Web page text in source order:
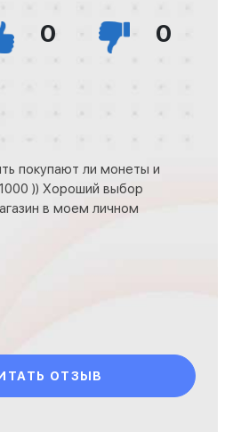
0 0
покупают ли монеты и
)) Хороший выбор
в моем личном
ОТЗЫВ